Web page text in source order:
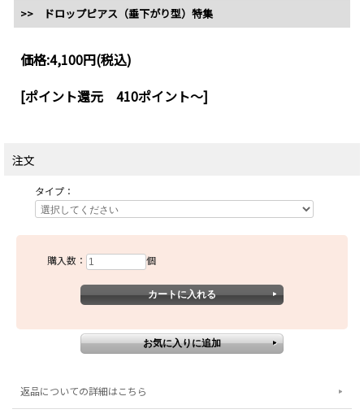
>> ドロップピアス（垂下がり型）特集
価格:4,100円(税込)
[ポイント還元 410ポイント～]
注文
タイプ：
購入数： 個
返品についての詳細はこちら